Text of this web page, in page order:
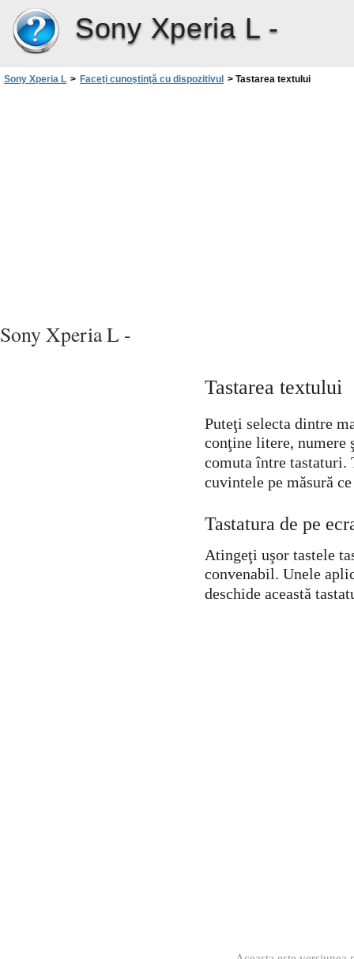
Sony Xperia L -
Sony Xperia L > Faceţi cunoştinţă cu dispozitivul > Tastarea textului
Sony Xperia L -
Tastarea textului
Puteţi selecta dintre
conţine litere, numere
comuta între tastaturi.
cuvintele pe măsură
Tastatura de pe
Atingeţi uşor tastele
convenabil. Unele
deschide această